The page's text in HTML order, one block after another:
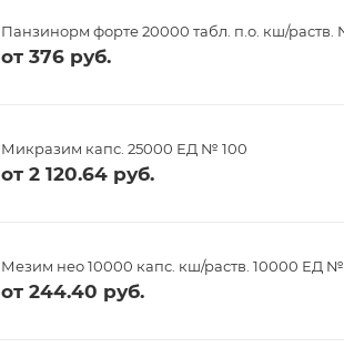
Панзинорм форте 20000 табл. п.о. кш/раств.
от 376 руб.
Микразим капс. 25000 ЕД № 100
от 2 120.64 руб.
Мезим нео 10000 капс. кш/раств. 10000 ЕД
от 244.40 руб.